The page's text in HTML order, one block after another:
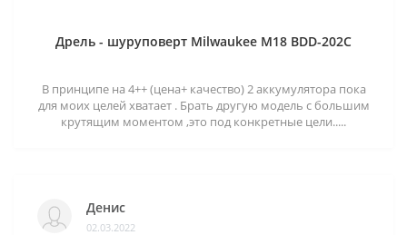
Дрель - шуруповерт Milwaukee M18 BDD-202C
В принципе на 4++ (цена+ качество) 2 аккумулятора пока
для моих целей хватает . Брать другую модель с большим
крутящим моментом ,это под конкретные цели.....
Денис
02.03.2022